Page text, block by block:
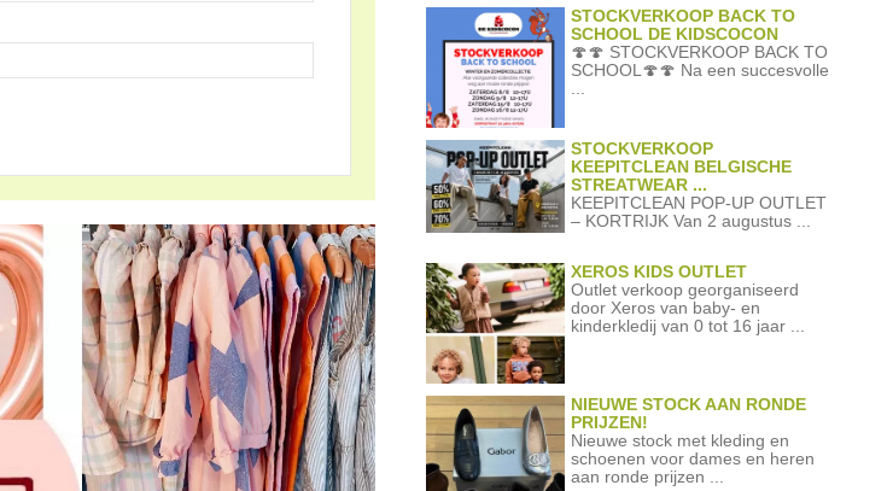
STOCKVERKOOP BACK TO
SCHOOL DE KIDSCOCON
🍄🍄 STOCKVERKOOP BACK TO
SCHOOL🍄🍄 Na een succesvolle
STOCKVERKOOP
KEEPITCLEAN BELGISCHE
STREATWEAR ...
KEEPITCLEAN POP-UP OUTLET
– KORTRIJK Van 2 augustus ...
XEROS KIDS OUTLET
Outlet verkoop georganiseerd
door Xeros van baby- en
kinderkledij van 0 tot 16 jaar ...
NIEUWE STOCK AAN RONDE
PRIJZEN!
Nieuwe stock met kleding en
schoenen voor dames en heren
aan ronde prijzen ...